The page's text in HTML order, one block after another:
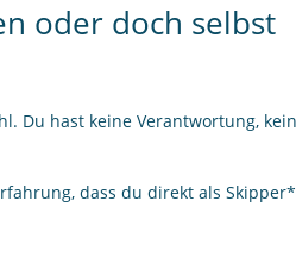
oder doch selbst
Du hast keine Verantwortung,
dass du direkt als